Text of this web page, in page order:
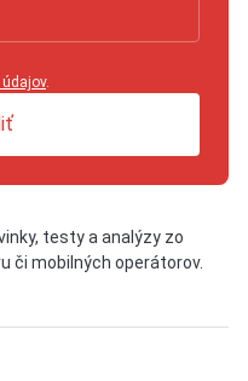
.
testy a analýzy zo
či mobilných operátorov.